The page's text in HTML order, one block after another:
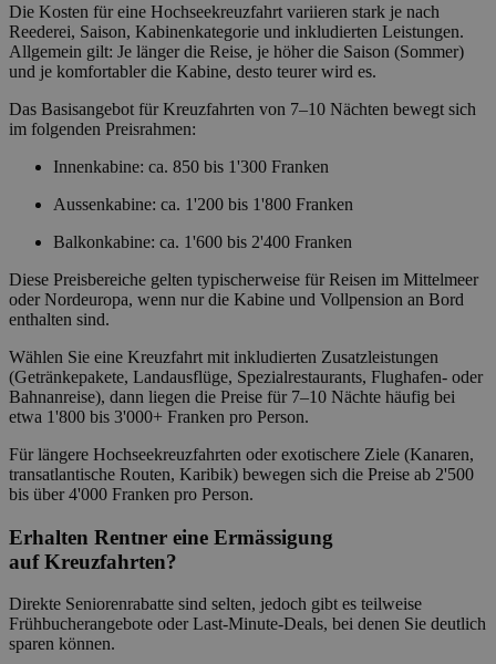
Die Kosten für eine Hochseekreuzfahrt variieren stark je nach
Reederei, Saison, Kabinenkategorie und inkludierten Leistungen.
Allgemein gilt: Je länger die Reise, je höher die Saison (Sommer)
und je komfortabler die Kabine, desto teurer wird es.
Das Basisangebot für Kreuzfahrten von 7–10 Nächten bewegt sich
im folgenden Preisrahmen:
Innenkabine: ca. 850 bis 1'300 Franken
Aussenkabine: ca. 1'200 bis 1'800 Franken
Balkonkabine: ca. 1'600 bis 2'400 Franken
Diese Preisbereiche gelten typischerweise für Reisen im Mittelmeer
oder Nordeuropa, wenn nur die Kabine und Vollpension an Bord
enthalten sind.
Wählen Sie eine Kreuzfahrt mit inkludierten Zusatzleistungen
(Getränkepakete, Landausflüge, Spezialrestaurants, Flughafen- oder
Bahnanreise), dann liegen die Preise für 7–10 Nächte häufig bei
etwa 1'800 bis 3'000+ Franken pro Person.
Für längere Hochseekreuzfahrten oder exotischere Ziele (Kanaren,
transatlantische Routen, Karibik) bewegen sich die Preise ab 2'500
bis über 4'000 Franken pro Person.
Erhalten Rentner eine Ermässigung
auf Kreuzfahrten?
Direkte Seniorenrabatte sind selten, jedoch gibt es teilweise
Frühbucherangebote oder Last-Minute-Deals, bei denen Sie deutlich
sparen können.